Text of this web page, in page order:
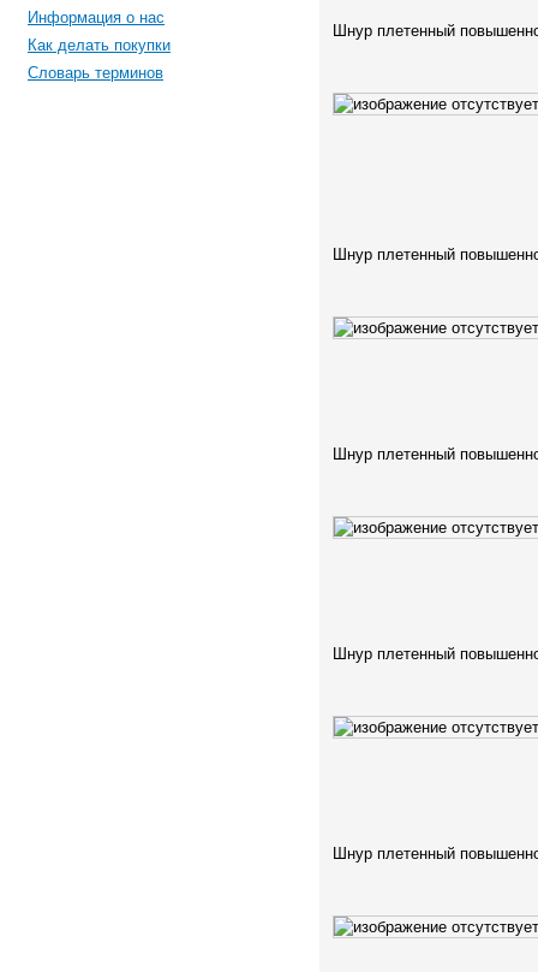
Информация о нас
Как делать покупки
Словарь терминов
Шнур плетенный
Шнур плетенный
Шнур плетенный
Шнур плетенный
Шнур плетенный